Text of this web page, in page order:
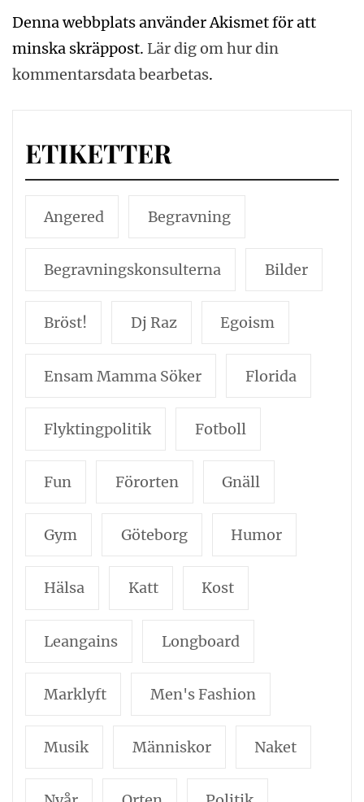
Denna webbplats använder Akismet för att
minska skräppost. Lär dig om hur din
kommentarsdata bearbetas.
ETIKETTER
Angered Begravning
Begravningskonsulterna Bilder
Bröst! Dj Raz Egoism
Ensam Mamma Söker Florida
Flyktingpolitik Fotboll
Fun Förorten Gnäll
Gym Göteborg Humor
Hälsa Katt Kost
Leangains Longboard
Marklyft Men's Fashion
Musik Människor Naket